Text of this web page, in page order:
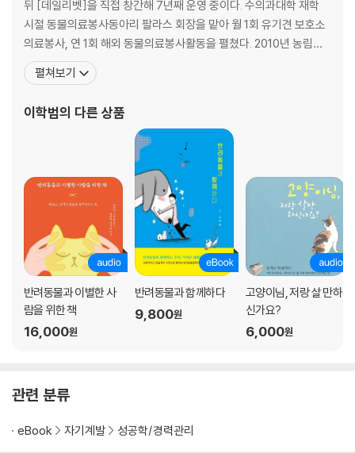
15 [행동학 분야] 환경이 개의 행동을 만든다_설채현
3장 더 넓은 수의사의 세계
16 [검역 분야] 인생에 ‘만약’이란 없다_오순민
18 [동물 사료/영양학 분야] 먹거리로 동물의 건강을 지킨다_정설령
19 [수의 전문 변호사 분야] 남들이 선택하지 않은 길에서 스페셜리스트로
20 [연구 분야] 수의학에서 중개의학 연구로_진희경
21 [동물 복지 분야] 삶의 질은 동물에게도 중요하다_이혜원
22 [국제기구 분야] 나는 국제기구에서 일하는 수의사다_박민경
4장 수의사 정보 업그레이드
23 [수의사에 대한 궁금증 21문 21답] 시야는 넓게, 마음가짐은 긍정적으
로!_이학범
부록 전국 수의과대학 일람표
뒤 [데일리벳]을 직접 창간해 7년째 운영 중이다. 수의과대학 재학
시절 동물의료봉사동아리 팔라스 회장을 맡아 월 1회 유기견 보호소
의료봉사, 연 1회 해외 동물의료봉사활동을 펼쳤다. 2010년 농림축
산식품부장관상, 2014년 대한수의사회장 감사패, 2017년 경기도지
사표창을 수상했으며, 학생시절 우연한 계기로 만난 길고양이 출신
사회 동물복지위원회 위원, 한국동물병원협회 홍
펼쳐보기
이학범의 다른 상품
반려동물과 이별한 사
람을 위한 책
16,000원
반려동물과 함께하다
9,800원
고양이님, 저랑 살 만하
신가요?
6,000원
관련 분류
eBook 자기계발 성공학/경력관리